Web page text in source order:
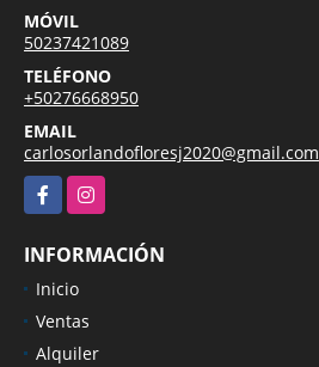
MÓVIL
50237421089
TELÉFONO
+50276668950
EMAIL
carlosorlandofloresj2020@gmail.com
FacebookInstagram
INFORMACIÓN
Inicio
Ventas
Alquiler